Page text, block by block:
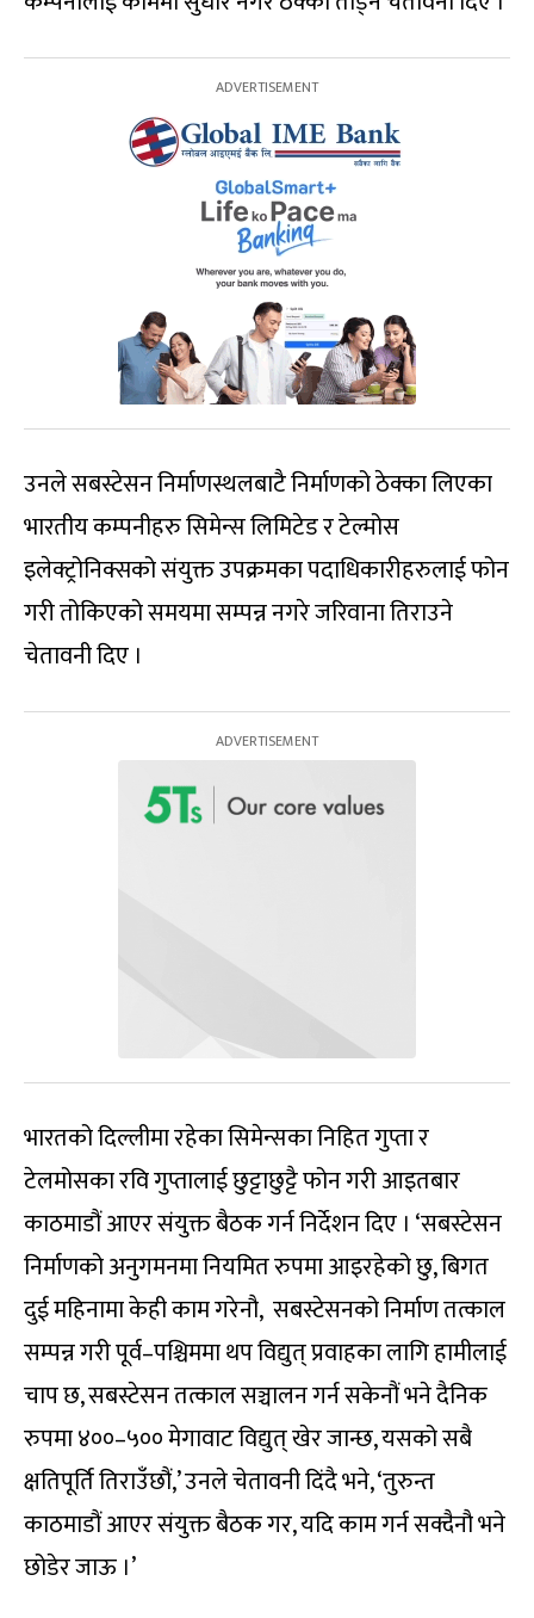
उनले सबस्टेसन निर्माणस्थलबाटै निर्माणको ठेक्का लिएका
भारतीय कम्पनीहरु सिमेन्स लिमिटेड र टेल्मोस
इलेक्ट्रोनिक्सको संयुक्त उपक्रमका पदाधिकारीहरुलाई फोन
गरी तोकिएको समयमा सम्पन्न नगरे जरिवाना तिराउने
चेतावनी दिए ।
भारतको दिल्लीमा रहेका सिमेन्सका निहित गुप्ता र
टेलमोसका रवि गुप्तालाई छुट्टाछुट्टै फोन गरी आइतबार
काठमाडौं आएर संयुक्त बैठक गर्न निर्देशन दिए । ‘सबस्टेसन
निर्माणको अनुगमनमा नियमित रुपमा आइरहेको छु, बिगत
दुई महिनामा केही काम गरेनौ, सबस्टेसनको निर्माण तत्काल
सम्पन्न गरी पूर्व–पश्चिममा थप विद्युत् प्रवाहका लागि हामीलाई
चाप छ, सबस्टेसन तत्काल सञ्चालन गर्न सकेनौं भने दैनिक
रुपमा ४००–५०० मेगावाट विद्युत् खेर जान्छ, यसको सबै
क्षतिपूर्ति तिराउँछौं,’ उनले चेतावनी दिंदै भने, ‘तुरुन्त
काठमाडौं आएर संयुक्त बैठक गर, यदि काम गर्न सक्दैनौ भने
छोडेर जाऊ ।’